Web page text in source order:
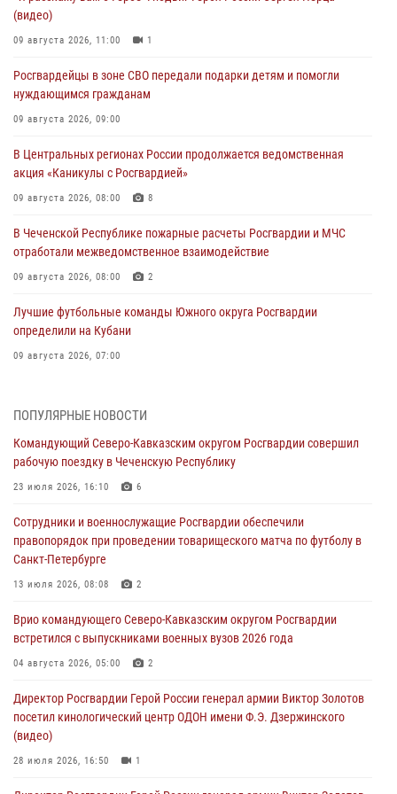
(видео)
09 августа 2026, 11:00 1
Росгвардейцы в зоне СВО передали подарки детям и помогли
нуждающимся гражданам
09 августа 2026, 09:00
В Центральных регионах России продолжается ведомственная
акция «Каникулы с Росгвардией»
09 августа 2026, 08:00 8
В Чеченской Республике пожарные расчеты Росгвардии и МЧС
отработали межведомственное взаимодействие
09 августа 2026, 08:00 2
Лучшие футбольные команды Южного округа Росгвардии
определили на Кубани
09 августа 2026, 07:00
(видео)
Росгвардейцы провели занятие по стрелковой подготовке для
воспитанников Центра детского, юношеского туризма и
09 августа 2026, 05:00
В регионах Урала бойцам Росгвардии в зону СВО передали свежие
тиражи газет
Всероссийская ведомственная акции «Каникулы с Росгвардией
проходит в Сибири
ПОПУЛЯРНЫЕ НОВОСТИ
Командующий Северо-Кавказским округом Росгвардии совершил
рабочую поездку в Чеченскую Республику
23 июля 2026, 16:10 6
Сотрудники и военнослужащие Росгвардии обеспечили
правопорядок при проведении товарищеского матча по футболу в
Санкт-Петербурге
13 июля 2026, 08:08 2
Врио командующего Северо-Кавказским округом Росгвардии
встретился с выпускниками военных вузов 2026 года
04 августа 2026, 05:00 2
Директор Росгвардии Герой России генерал армии Виктор Золотов
посетил кинологический центр ОДОН имени Ф.Э. Дзержинского
(видео)
28 июля 2026, 16:50 1